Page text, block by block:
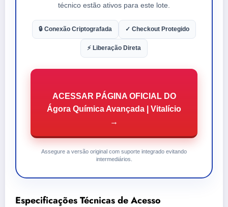
técnico estão ativos para este lote.
🔒 Conexão Criptografada ✓ Checkout Protegido
⚡ Liberação Direta
ACESSAR PÁGINA OFICIAL DO
Ágora Química Avançada | Vitalício
→
Assegure a versão original com suporte integrado evitando
intermediários.
Especificações Técnicas de Acesso